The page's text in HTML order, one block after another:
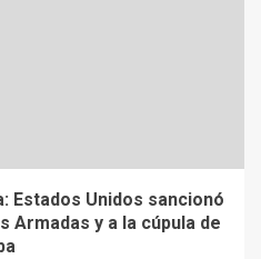
Estados Unidos sancionó
Armadas y a la cúpula de